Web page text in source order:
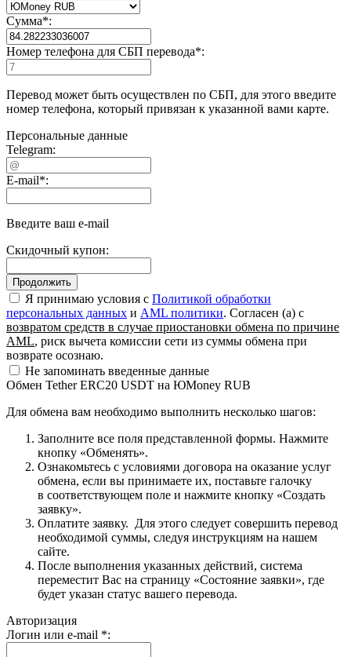
Сумма*:
Номер телефона для СБП перевода*:
Перевод может быть осуществлен по СБП, для этого введите
номер телефона, который привязан к указанной вами карте.
Персональные данные
Telegram:
E-mail*:
Введите ваш e-mail
Скидочный купон:
Я принимаю условия c Политикой обработки
персональных данных и AML политики. Согласен (а) с
возвратом средств в случае приостановки обмена по причине
AML, риск вычета комиссии сети из суммы обмена при
возврате осознаю.
Не запоминать введенные данные
Обмен Tether ERC20 USDT на ЮMoney RUB
Для обмена вам необходимо выполнить несколько шагов:
Заполните все поля представленной формы. Нажмите
кнопку «Обменять».
Ознакомьтесь с условиями договора на оказание услуг
обмена, если вы принимаете их, поставьте галочку
в соответствующем поле и нажмите кнопку «Создать
заявку».
Оплатите заявку. Для этого следует совершить перевод
необходимой суммы, следуя инструкциям на нашем
сайте.
После выполнения указанных действий, система
переместит Вас на страницу «Состояние заявки», где
будет указан статус вашего перевода.
Авторизация
Логин или e-mail *: